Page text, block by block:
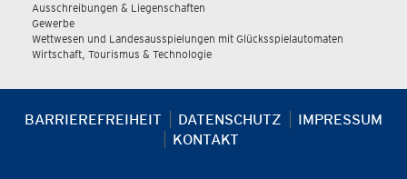
Ausschreibungen & Liegenschaften
Gewerbe
Wettwesen und Landesausspielungen mit Glücksspielautomaten
Wirtschaft, Tourismus & Technologie
BARRIEREFREIHEIT DATENSCHUTZ
IMPRESSUM
KONTAKT